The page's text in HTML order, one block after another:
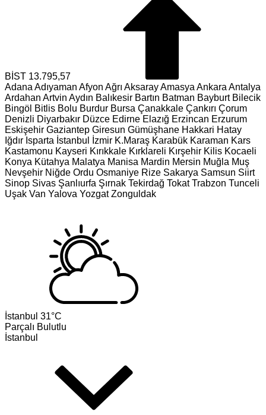
BİST 13.795,57
Adana Adıyaman Afyon Ağrı AksarayAmasya Ankara Antalya
Ardahan Artvin Aydın Balıkesir Bartın Batman Bayburt Bilecik
Bingöl Bitlis Bolu Burdur Bursa Çanakkale Çankırı Çorum
Denizli Diyarbakır Düzce Edirne Elazığ Erzincan Erzurum
Eskişehir Gaziantep Giresun Gümüşhane Hakkari Hatay
Iğdır Isparta İstanbul İzmir K.Maraş Karabük Karaman Kars
Kastamonu Kayseri Kırıkkale Kırklareli Kırşehir Kilis Kocaeli
Konya Kütahya Malatya Manisa Mardin Mersin Muğla Muş
Nevşehir Niğde Ordu Osmaniye Rize Sakarya Samsun Siirt
Sinop Sivas Şanlıurfa Şırnak Tekirdağ Tokat Trabzon Tunceli
Uşak Van Yalova Yozgat Zonguldak
İstanbul 31°C
Parçalı Bulutlu
İstanbul